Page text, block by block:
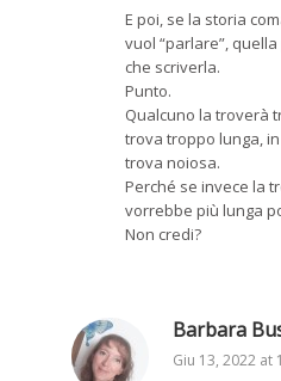
E poi, se la storia
vuol “parlare”,
che scriverla.
Punto.
Qualcuno la troverà
trova troppo lunga,
trova noiosa.
Perché se invece la
vorrebbe più lunga
Non credi?
Barbara
Giu 13, 2022 at